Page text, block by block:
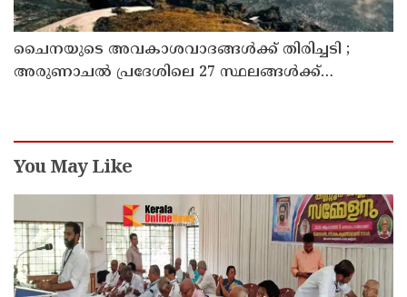
ചൈനയുടെ അവകാശവാദങ്ങൾക്ക് തിരിച്ചടി ;
അരുണാചൽ പ്രദേശിലെ 27 സ്ഥലങ്ങൾക്ക്
You May Like